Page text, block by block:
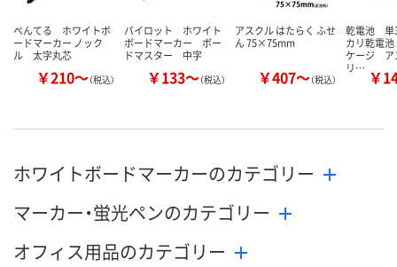
ぺんてる ホワイトボ
ードマーカー ノック
ル 太字丸芯
￥210～（税込）
パイロット ホワイト
ボードマーカー ボー
ドマスター 中字
￥133～（税込）
アスクル はたらく ふせ
ん 75×75mm
￥407～（税込）
乾電池
カリ乾電
ケージ ア
リ… ￥
ホワイトボードマーカーのカテゴリー
マーカー・蛍光ペンのカテゴリー
オフィス用品のカテゴリー